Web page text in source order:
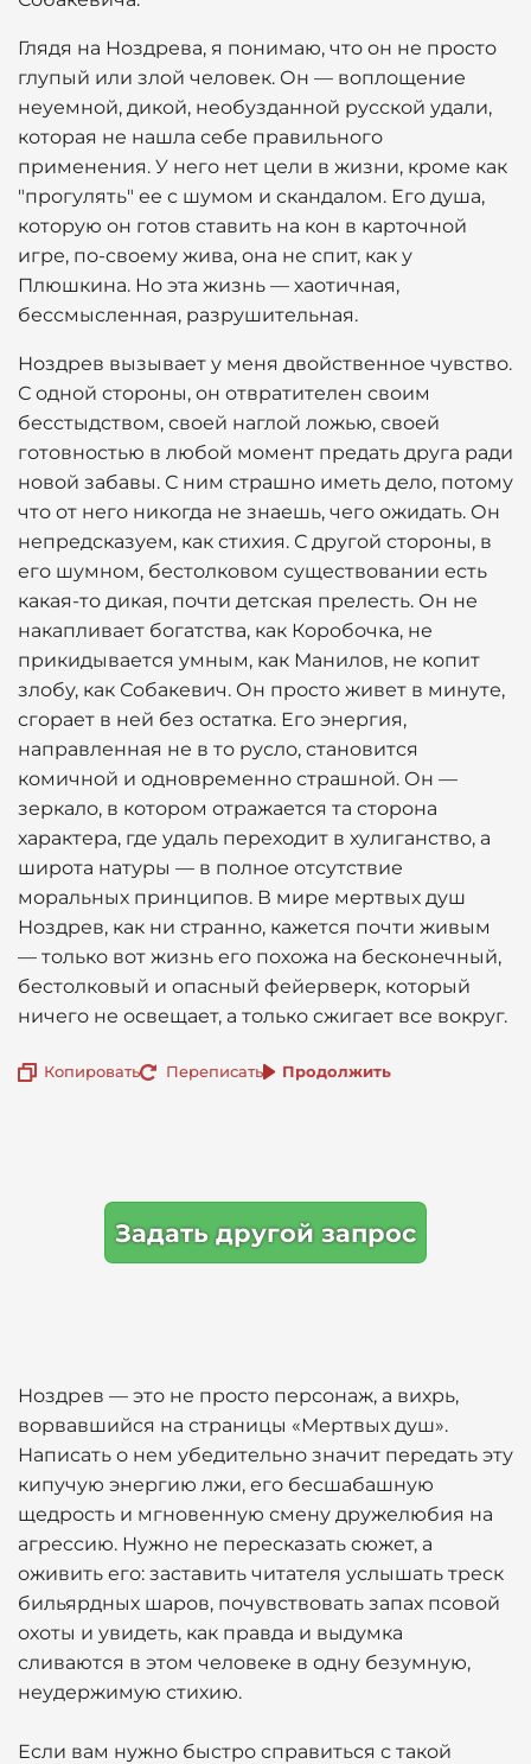
Глядя на Ноздрева, я понимаю, что он не просто
глупый или злой человек. Он — воплощение
неуемной, дикой, необузданной русской удали,
которая не нашла себе правильного
применения. У него нет цели в жизни, кроме как
"прогулять" ее с шумом и скандалом. Его душа,
которую он готов ставить на кон в карточной
игре, по-своему жива, она не спит, как у
Плюшкина. Но эта жизнь — хаотичная,
бессмысленная, разрушительная.
Ноздрев вызывает у меня двойственное чувство.
С одной стороны, он отвратителен своим
бесстыдством, своей наглой ложью, своей
готовностью в любой момент предать друга ради
новой забавы. С ним страшно иметь дело, потому
что от него никогда не знаешь, чего ожидать. Он
непредсказуем, как стихия. С другой стороны, в
его шумном, бестолковом существовании есть
какая-то дикая, почти детская прелесть. Он не
накапливает богатства, как Коробочка, не
прикидывается умным, как Манилов, не копит
злобу, как Собакевич. Он просто живет в минуте,
сгорает в ней без остатка. Его энергия,
направленная не в то русло, становится
комичной и одновременно страшной. Он —
зеркало, в котором отражается та сторона
характера, где удаль переходит в хулиганство, а
широта натуры — в полное отсутствие
моральных принципов. В мире мертвых душ
Ноздрев, как ни странно, кажется почти живым
— только вот жизнь его похожа на бесконечный,
бестолковый и опасный фейерверк, который
ничего не освещает, а только сжигает все вокруг.
Копировать Переписать Продолжить
Задать другой запрос
Ноздрев — это не просто персонаж, а вихрь,
ворвавшийся на страницы «Мертвых душ».
Написать о нем убедительно значит передать эту
кипучую энергию лжи, его бесшабашную
щедрость и мгновенную смену дружелюбия на
агрессию. Нужно не пересказать сюжет, а
оживить его: заставить читателя услышать треск
бильярдных шаров, почувствовать запах псовой
охоты и увидеть, как правда и выдумка
сливаются в этом человеке в одну безумную,
неудержимую стихию.
Если вам нужно быстро справиться с такой